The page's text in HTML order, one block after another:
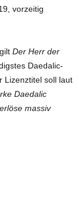
vorzeitig
Der Herr der
Daedalic-
Lizenztitel soll laut
Daedalic
massiv